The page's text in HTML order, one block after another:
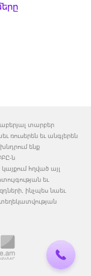
տարբեր
ռուսերեն եւ անգլերեն
ենք
ն
հղված այլ
եւ
ինչպես նաեւ